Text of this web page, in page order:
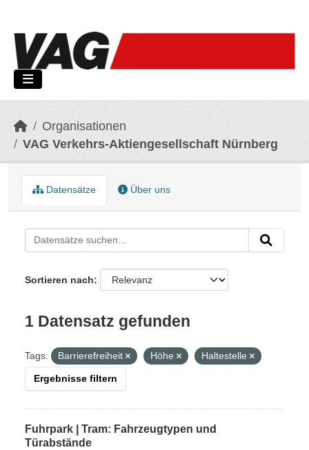
Organisationen
VAG Verkehrs-Aktiengesellschaft Nürnberg
Datensätze Über uns
Sortieren nach
1 Datensatz gefunden
Tags: Barrierefreiheit Höhe Haltestelle
Ergebnisse filtern
Fuhrpark | Tram: Fahrzeugtypen und
Türabstände